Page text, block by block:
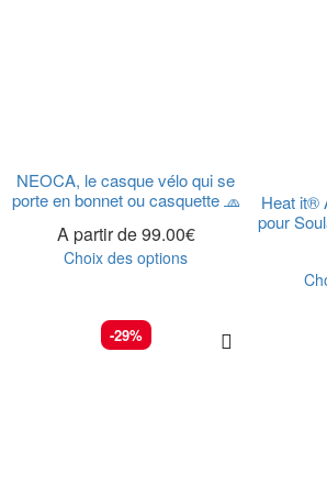
NEOCA, le casque vélo qui se
porte en bonnet ou casquette 🧢
A partir de99.00€
Choix des options
Heat it®
pour
-29%